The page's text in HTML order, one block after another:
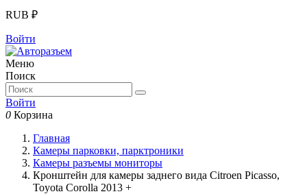
RUB ₽
Войти
Меню
Поиск
Войти
0 Корзина
Главная
Камеры парковки, парктроники
Камеры разъемы мониторы
Кронштейн для камеры заднего вида Citroen Picasso,
Toyota Corolla 2013 +